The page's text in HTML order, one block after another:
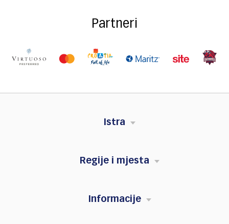
Partneri
Istra
Regije i mjesta
Informacije